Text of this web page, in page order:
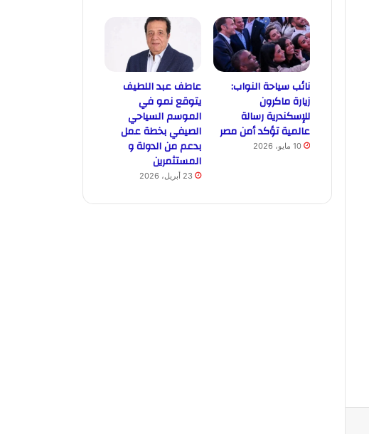
نائب سياحة النواب:
زيارة ماكرون
للإسكندرية رسالة
عالمية تؤكد أمن مصر
10 مايو، 2026
عاطف عبد اللطيف
يتوقع نمو في
الموسم السياحي
الصيفي بخطة عمل
بدعم من الدولة و
المستثمرين
23 أبريل، 2026